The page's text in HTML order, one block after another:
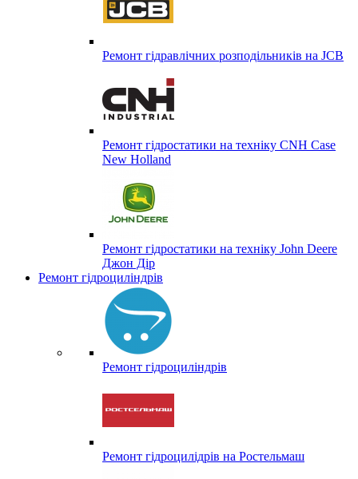
Ремонт гідравлічних розподільників на JCB
Ремонт гідростатики на техніку CNH Case
New Holland
Ремонт гідростатики на техніку John Deere
Джон Дір
Ремонт гідроциліндрів
Ремонт гідроциліндрів
Ремонт гідроцилідрів на Ростельмаш